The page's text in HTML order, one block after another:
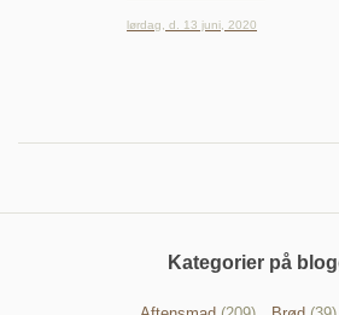
lørdag, d. 13 juni, 2020
Kategorier på